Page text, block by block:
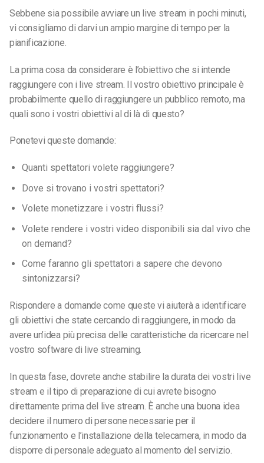
Sebbene sia possibile avviare un live stream in pochi minuti,
vi consigliamo di darvi un ampio margine di tempo per la
pianificazione.
La prima cosa da considerare è l’obiettivo che si intende
raggiungere con i live stream. Il vostro obiettivo principale è
probabilmente quello di raggiungere un pubblico remoto, ma
quali sono i vostri obiettivi al di là di questo?
Ponetevi queste domande:
Quanti spettatori volete raggiungere?
Dove si trovano i vostri spettatori?
Volete monetizzare i vostri flussi?
Volete rendere i vostri video disponibili sia dal vivo che
on demand?
Come faranno gli spettatori a sapere che devono
sintonizzarsi?
Rispondere a domande come queste vi aiuterà a identificare
gli obiettivi che state cercando di raggiungere, in modo da
avere un’idea più precisa delle caratteristiche da ricercare nel
vostro software di live streaming.
In questa fase, dovrete anche stabilire la durata dei vostri live
stream e il tipo di preparazione di cui avrete bisogno
direttamente prima del live stream. È anche una buona idea
decidere il numero di persone necessarie per il
funzionamento e l’installazione della telecamera, in modo da
disporre di personale adeguato al momento del servizio.